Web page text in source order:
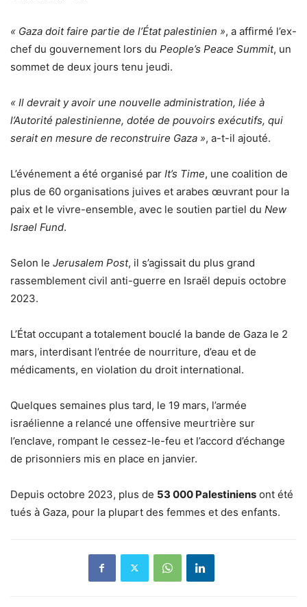
« Gaza doit faire partie de l’État palestinien », a affirmé l’ex-
chef du gouvernement lors du People’s Peace Summit, un
sommet de deux jours tenu jeudi.
« Il devrait y avoir une nouvelle administration, liée à
l’Autorité palestinienne, dotée de pouvoirs exécutifs, qui
serait en mesure de reconstruire Gaza », a-t-il ajouté.
L’événement a été organisé par It’s Time, une coalition de
plus de 60 organisations juives et arabes œuvrant pour la
paix et le vivre-ensemble, avec le soutien partiel du New
Israel Fund.
Selon le Jerusalem Post, il s’agissait du plus grand
rassemblement civil anti-guerre en Israël depuis octobre
2023.
L’État occupant a totalement bouclé la bande de Gaza le 2
mars, interdisant l’entrée de nourriture, d’eau et de
médicaments, en violation du droit international.
Quelques semaines plus tard, le 19 mars, l’armée
israélienne a relancé une offensive meurtrière sur
l’enclave, rompant le cessez-le-feu et l’accord d’échange
de prisonniers mis en place en janvier.
Depuis octobre 2023, plus de 53 000 Palestiniens ont été
tués à Gaza, pour la plupart des femmes et des enfants.